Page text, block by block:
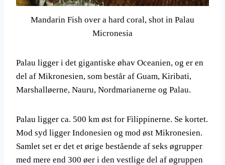
Mandarin Fish over a hard coral, shot in Palau
Micronesia
Palau ligger i det gigantiske øhav Oceanien, og er en
del af Mikronesien, som består af Guam, Kiribati,
Marshalløerne, Nauru, Nordmarianerne og Palau.
Palau ligger ca. 500 km øst for Filippinerne. Se kortet.
Mod syd ligger Indonesien og mod øst Mikronesien.
Samlet set er det et ørige bestående af seks øgrupper
med mere end 300 øer i den vestlige del af øgruppen